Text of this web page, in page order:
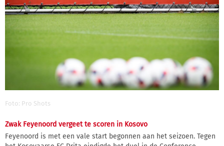
Foto: Pro Shots
Zwak Feyenoord vergeet te scoren in Kosovo
Feyenoord is met een vale start begonnen aan het seizoen. Tegen